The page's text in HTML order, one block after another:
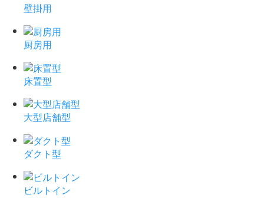
壁掛用
厨房用
床置型
大型店舗型
ダクト型
ビルトイン